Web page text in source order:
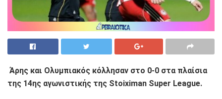
Άρης και Ολυμπιακός κόλλησαν στο 0-0 στα πλαίσια
της 14ης αγωνιστικής της Stoiximan Super League.